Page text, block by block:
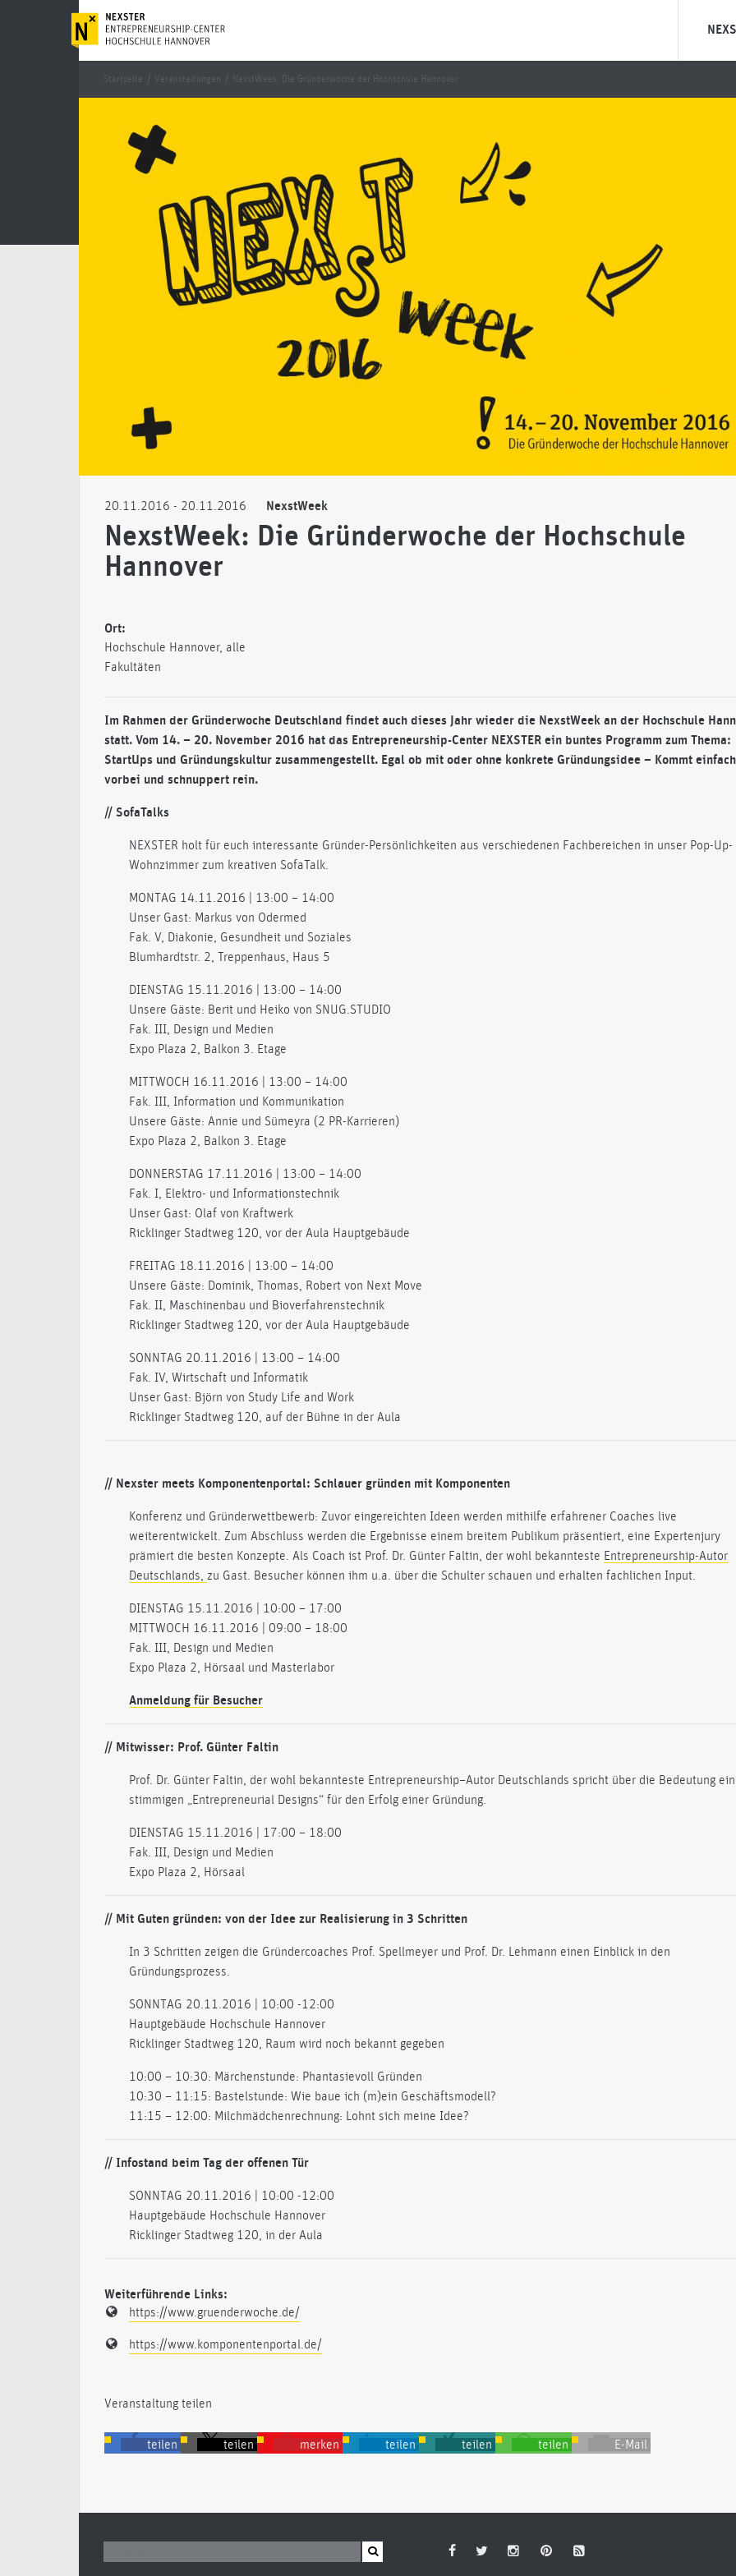
Startseite / Veranstaltungen / NexstWeek: Die Gründerwoche der Hochschule Hannover
20.11.2016 - 20.11.2016 NexstWeek
NexstWeek: Die Gründerwoche der Hochschule
Hannover
Ort:
Hochschule Hannover, alle
Fakultäten
Im Rahmen der Gründerwoche Deutschland findet auch dieses Jahr wieder die NexstWeek an der Hochschule
statt. Vom 14. – 20. November 2016 hat das Entrepreneurship-Center NEXSTER ein buntes Programm zum Thema:
StartUps und Gründungskultur zusammengestellt. Egal ob mit oder ohne konkrete Gründungsidee – Kommt
vorbei und schnuppert rein.
// SofaTalks
NEXSTER holt für euch interessante Gründer-Persönlichkeiten aus verschiedenen Fachbereichen in unser Pop-Up-
Wohnzimmer zum kreativen SofaTalk.
MONTAG 14.11.2016 | 13:00 – 14:00
Unser Gast: Markus von Odermed
Fak. V, Diakonie, Gesundheit und Soziales
Blumhardtstr. 2, Treppenhaus, Haus 5
DIENSTAG 15.11.2016 | 13:00 – 14:00
Unsere Gäste: Berit und Heiko von SNUG.STUDIO
Fak. III, Design und Medien
Expo Plaza 2, Balkon 3. Etage
MITTWOCH 16.11.2016 | 13:00 – 14:00
Fak. III, Information und Kommunikation
Unsere Gäste: Annie und Sümeyra (2 PR-Karrieren)
Expo Plaza 2, Balkon 3. Etage
DONNERSTAG 17.11.2016 | 13:00 – 14:00
Fak. I, Elektro- und Informationstechnik
Unser Gast: Olaf von Kraftwerk
Ricklinger Stadtweg 120, vor der Aula Hauptgebäude
FREITAG 18.11.2016 | 13:00 – 14:00
Unsere Gäste: Dominik, Thomas, Robert von Next Move
Fak. II, Maschinenbau und Bioverfahrenstechnik
Ricklinger Stadtweg 120, vor der Aula Hauptgebäude
SONNTAG 20.11.2016 | 13:00 – 14:00
Fak. IV, Wirtschaft und Informatik
Unser Gast: Björn von Study Life and Work
Ricklinger Stadtweg 120, auf der Bühne in der Aula
// Nexster meets Komponentenportal: Schlauer gründen mit Komponenten
Konferenz und Gründerwettbewerb: Zuvor eingereichten Ideen werden mithilfe erfahrener Coaches live
weiterentwickelt. Zum Abschluss werden die Ergebnisse einem breitem Publikum präsentiert, eine Expertenjury
prämiert die besten Konzepte. Als Coach ist Prof. Dr. Günter Faltin, der wohl bekannteste Entrepreneurship-Autor
Deutschlands, zu Gast. Besucher können ihm u.a. über die Schulter schauen und erhalten fachlichen Input.
DIENSTAG 15.11.2016 | 10:00 – 17:00
MITTWOCH 16.11.2016 | 09:00 – 18:00
Fak. III, Design und Medien
Expo Plaza 2, Hörsaal und Masterlabor
Anmeldung für Besucher
// Mitwisser: Prof. Günter Faltin
Prof. Dr. Günter Faltin, der wohl bekannteste Entrepreneurship–Autor Deutschlands spricht über die Bedeutung
stimmigen „Entrepreneurial Designs“ für den Erfolg einer Gründung.
DIENSTAG 15.11.2016 | 17:00 – 18:00
Fak. III, Design und Medien
Expo Plaza 2, Hörsaal
// Mit Guten gründen: von der Idee zur Realisierung in 3 Schritten
In 3 Schritten zeigen die Gründercoaches Prof. Spellmeyer und Prof. Dr. Lehmann einen Einblick in den
Gründungsprozess.
SONNTAG 20.11.2016 | 10:00 -12:00
Hauptgebäude Hochschule Hannover
Ricklinger Stadtweg 120, Raum wird noch bekannt gegeben
10:00 – 10:30: Märchenstunde: Phantasievoll Gründen
10:30 – 11:15: Bastelstunde: Wie baue ich (m)ein Geschäftsmodell?
11:15 – 12:00: Milchmädchenrechnung: Lohnt sich meine Idee?
// Infostand beim Tag der offenen Tür
SONNTAG 20.11.2016 | 10:00 -12:00
Hauptgebäude Hochschule Hannover
Ricklinger Stadtweg 120, in der Aula
Weiterführende Links:
https://www.gruenderwoche.de/
https://www.komponentenportal.de/
Veranstaltung teilen
teilen teilen merken teilen teilen teilen E-Mail